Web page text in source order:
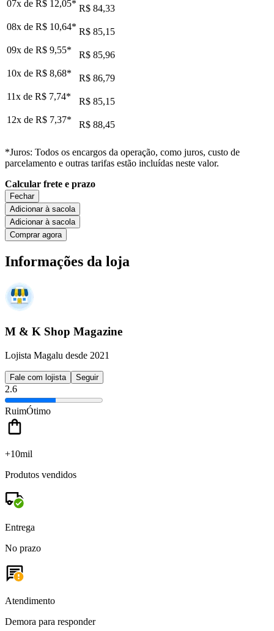
07x de R$ 12,05* R$ 84,33
08x de R$ 10,64* R$ 85,15
09x de R$ 9,55*
R$ 85,96
10x de R$ 8,68*
R$ 86,79
11x de R$ 7,74*
R$ 85,15
12x de R$ 7,37* R$ 88,45
*Juros: Todos os encargos da operação, como juros, custo de
parcelamento e outras tarifas estão incluídas neste valor.
Calcular frete e prazo
Fechar
Adicionar à sacola
Adicionar à sacola
Comprar agora
Informações da loja
M & K Shop Magazine
Lojista Magalu desde 2021
Fale com lojista Seguir
2.6
RuimÓtimo
+10mil
Produtos vendidos
Entrega
No prazo
Atendimento
Demora para responder